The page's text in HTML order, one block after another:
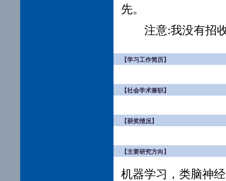
先。
注意:我没有招
【学习工作简历】
【社会学术兼职】
【获奖情况】
【主要研究方向】
机器学习，类脑神